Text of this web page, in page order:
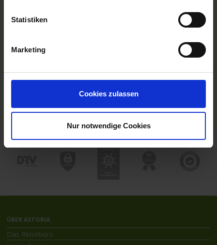
Statistiken
Marketing
Cookies zulassen
Nur notwendige Cookies
MS Elegant Lady
TOP Themen
Flussreisen mit An- und Abreise
Deutschsprachiger Gästeservice
Last Minute Flusskreuzfahrten
Kreuzfahrthäfen
ÜBER ASTORIA
Das Reisebüro